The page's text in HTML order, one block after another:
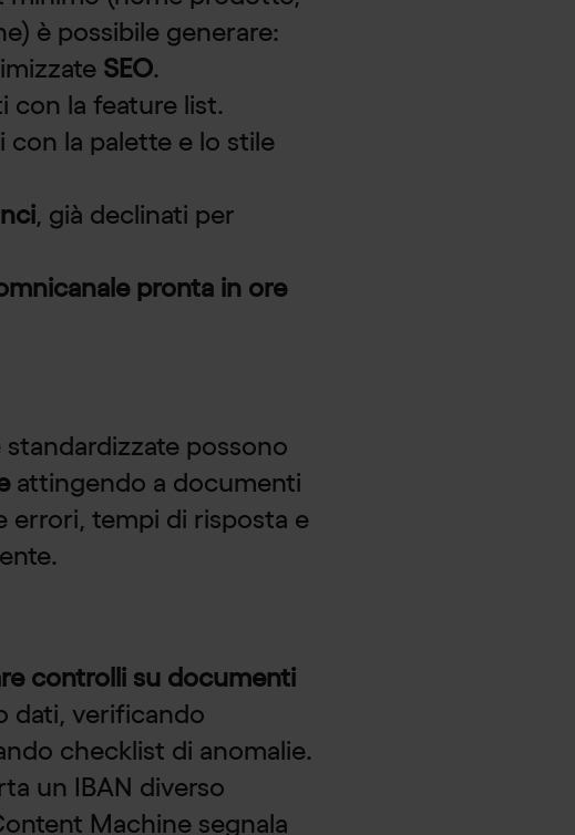
è possibile generare:
SEO.
con la feature list.
la palette e lo stile
, già declinati per
pronta in ore
possono
attingendo a documenti
errori, tempi di risposta e
controlli su documenti
dati, verificando
checklist di anomalie.
un IBAN diverso
Machine segnala